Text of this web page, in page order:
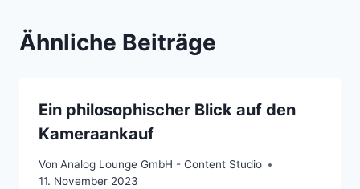
Ähnliche Beiträge
Ein philosophischer Blick auf den
Kameraankauf
Von Analog Lounge GmbH - Content Studio
11. November 2023